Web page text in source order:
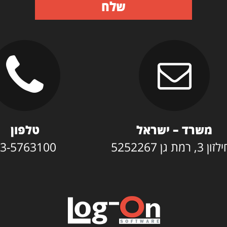
שלח
משרד – ישראל
גן 5252267
טלפון
5763100